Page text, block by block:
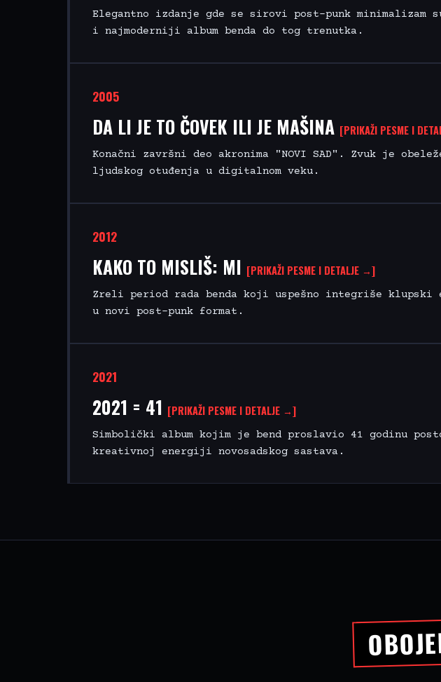
Elegantno izdanje gde se sirovi post-punk
i najmoderniji album benda do tog trenutka.
2005
DA LI JE TO ČOVEK ILI JE MAŠINA [PRIKAŽI PESME I
Konačni završni deo akronima "NOVI SAD". Zvuk je
ljudskog otuđenja u digitalnom veku.
2012
KAKO TO MISLIŠ: MI [PRIKAŽI PESME I DETALJE →]
Zreli period rada benda koji uspešno integriše
u novi post-punk format.
2021
2021 = 41 [PRIKAŽI PESME I DETALJE →]
Simbolički album kojim je bend proslavio 41 godinu
kreativnoj energiji novosadskog sastava.